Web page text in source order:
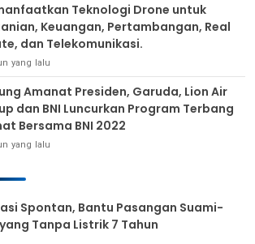
Teknologi Drone untuk
Keuangan, Pertambangan, Real
dan Telekomunikasi.
yang lalu
Amanat Presiden, Garuda, Lion Air
dan BNI Luncurkan Program Terbang
Bersama BNI 2022
yang lalu
Spontan, Bantu Pasangan Suami-
Tanpa Listrik 7 Tahun